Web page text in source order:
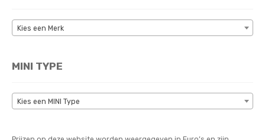
Kies een Merk
MINI TYPE
Kies een MINI Type